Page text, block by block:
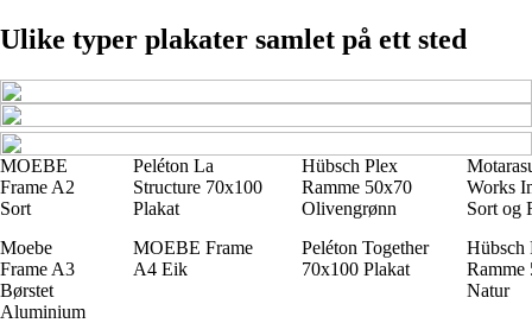
Ulike typer plakater samlet på ett sted
MOEBE
Frame A2
Sort
Peléton La
Structure 70x100
Plakat
Hübsch Plex
Ramme 50x70
Olivengrønn
Works
Sort og
Moebe
Frame A3
Børstet
Aluminium
MOEBE Frame
A4 Eik
Peléton Together
70x100 Plakat
Hübsch
Ramme
Natur